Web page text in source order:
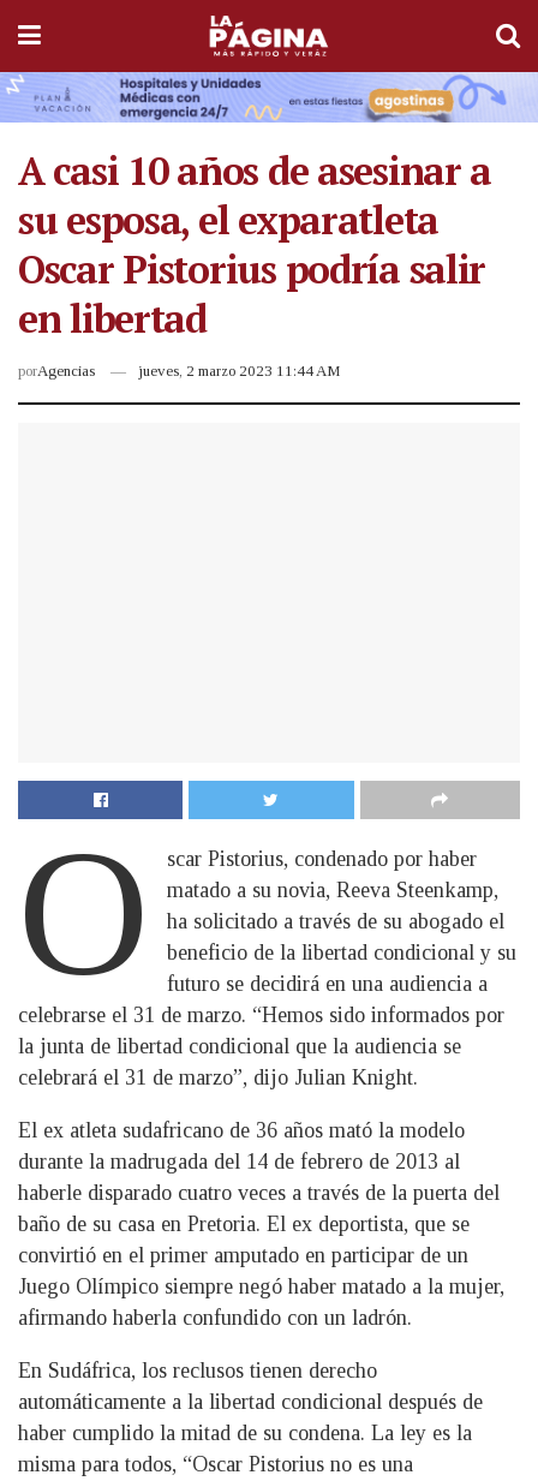
A casi 10 años de asesinar a
su esposa, el exparatleta
Oscar Pistorius podría salir
en libertad
porAgencias jueves, 2 marzo 2023 11:44 AM
O
scar Pistorius, condenado por haber
matado a su novia, Reeva Steenkamp,
ha solicitado a través de su abogado el
beneficio de la libertad condicional y su
futuro se decidirá en una audiencia a
celebrarse el 31 de marzo. “Hemos sido informados por
la junta de libertad condicional que la audiencia se
celebrará el 31 de marzo”, dijo Julian Knight.
El ex atleta sudafricano de 36 años mató la modelo
durante la madrugada del 14 de febrero de 2013 al
haberle disparado cuatro veces a través de la puerta del
baño de su casa en Pretoria. El ex deportista, que se
convirtió en el primer amputado en participar de un
Juego Olímpico siempre negó haber matado a la mujer,
afirmando haberla confundido con un ladrón.
En Sudáfrica, los reclusos tienen derecho
automáticamente a la libertad condicional después de
haber cumplido la mitad de su condena. La ley es la
misma para todos, “Oscar Pistorius no es una